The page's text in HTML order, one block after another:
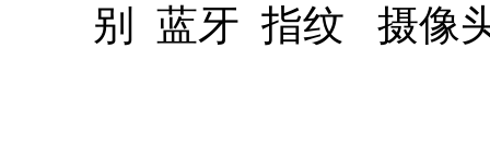
别 蓝牙 指纹 摄像